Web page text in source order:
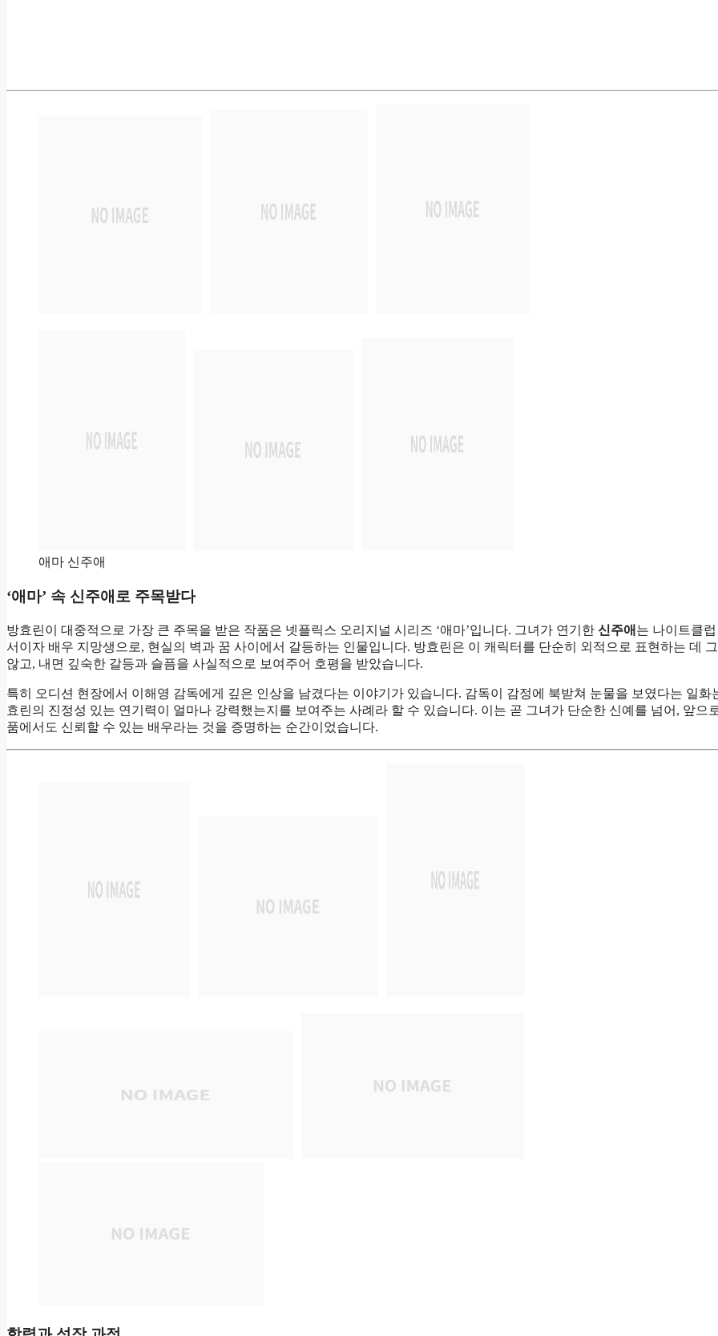
애마 신주애
‘애마’ 속 신주애로 주목받다
방효린이 대중적으로 가장 큰 주목을 받은 작품은 넷플릭스 오리지널 시리즈 ‘애마’입니다. 그녀가 연기한 신주애 는 나이트클럽
서이자 배우 지망생으로, 현실의 벽과 꿈 사이에서 갈등하는 인물입니다. 방효린은 이 캐릭터를 단순히 외적으로 표현하는 데 그
않고, 내면 깊숙한 갈등과 슬픔을 사실적으로 보여주어 호평을 받았습니다.
특히 오디션 현장에서 이해영 감독에게 깊은 인상을 남겼다는 이야기가 있습니다. 감독이 감정에 북받쳐 눈물을 보였다는 일화
효린의 진정성 있는 연기력이 얼마나 강력했는지를 보여주는 사례라 할 수 있습니다. 이는 곧 그녀가 단순한 신예를 넘어, 앞으
품에서도 신뢰할 수 있는 배우라는 것을 증명하는 순간이었습니다.